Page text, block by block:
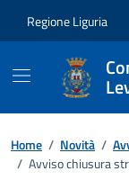
Regione Liguria
Home / Novità /
/ Avviso chiusura